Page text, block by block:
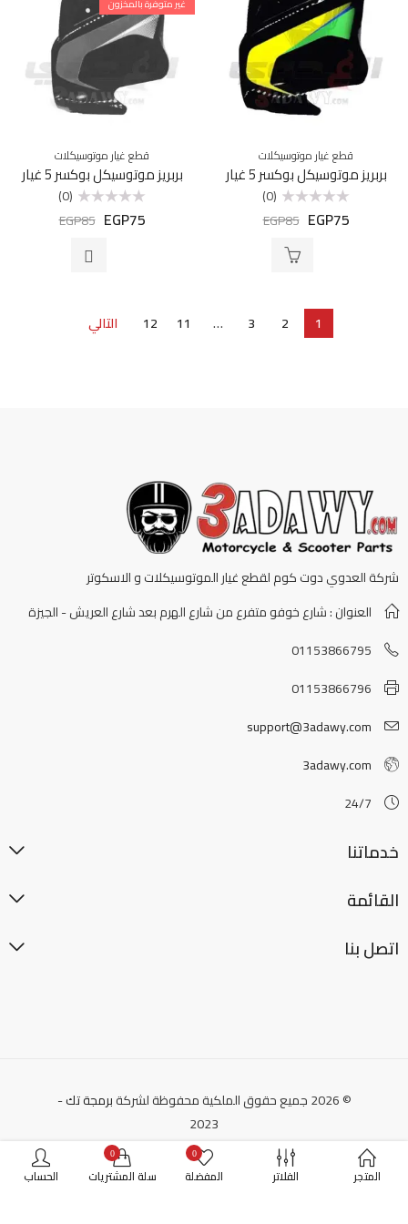
قطع غيار موتوسيكلات
بربريز موتوسيكل بوكسر 5 غيار
التقييم
(0)
EGP75
EGP85
غير متوفرة بالمخزون
قطع غيار موتوسيكلات
بربريز موتوسيكل بوكسر 5 غيار
التقييم
(0)
EGP75
EGP85
1
2
3
…
11
12 التالي
شركة العدوي دوت كوم لقطع غيار الموتوسيكلات و الاسكوتر
العنوان : شارع خوفو متفرع من شارع الهرم بعد شارع العريش - الجيزة
01153866795
01153866796
support@3adawy.com
3adawy.com
24/7
خدماتنا
القائمة
اتصل بنا
© 2026 جميع حقوق الملكية محفوظة لشركة برمجة تك-
2023
المتجر الفلاتر
0
المفضلة
0
سلة المشتريات الحساب